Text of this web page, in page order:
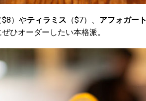
$8）やティラミス （$7）、 アフォガート
ひオーダーしたい本格派。